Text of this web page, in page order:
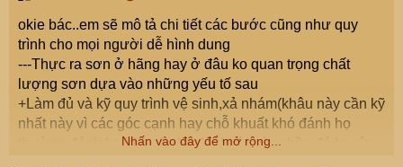
okie bác..em sẽ mô tả chi tiết các bước cũng như quy
trình cho mọi người dễ hình dung
---Thực ra sơn ở hãng hay ở đâu ko quan trọng chất
lượng sơn dựa vào những yếu tố sau
+Làm đủ và kỹ quy trình vệ sinh,xả nhám(khâu này cần kỹ
nhất này vì các góc cạnh hay chỗ khuất khó đánh họ
thường đánh ko kỹ hoặc ko đánh tới các phần đó,ko rửa
Nhấn vào đây để mở rộng...